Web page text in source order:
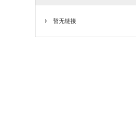
暂无链接